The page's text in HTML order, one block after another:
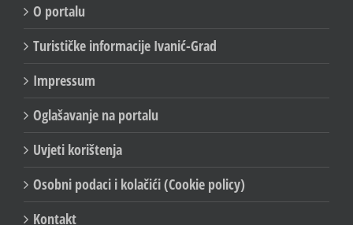
O portalu
Turističke informacije Ivanić-Grad
Impressum
Oglašavanje na portalu
Uvjeti korištenja
Osobni podaci i kolačići (Cookie policy)
Kontakt